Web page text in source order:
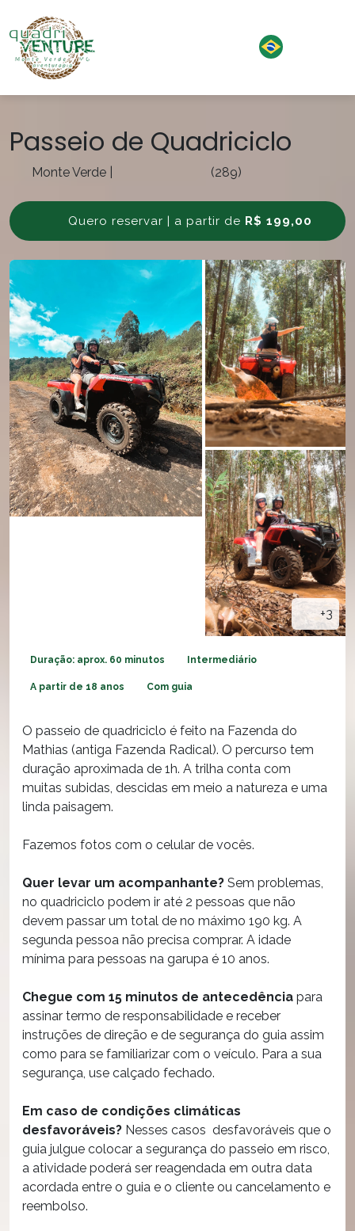
Passeio de Quadriciclo
Monte Verde (289)
Quero reservar | a partir de R$ 199,00
+3
Duração: aprox. 60 minutos Intermediário
A partir de 18 anos Com guia
O passeio de quadriciclo é feito na Fazenda do
Mathias (antiga Fazenda Radical). O percurso tem
duração aproximada de 1h. A trilha conta com
muitas subidas, descidas em meio a natureza e uma
linda paisagem.
Fazemos fotos com o celular de vocês.
Quer levar um acompanhante? Sem problemas,
no quadriciclo podem ir até 2 pessoas que não
devem passar um total de no máximo 190 kg. A
segunda pessoa não precisa comprar. A idade
mínima para pessoas na garupa é 10 anos.
Chegue com 15 minutos de antecedência para
assinar termo de responsabilidade e receber
instruções de direção e de segurança do guia assim
como para se familiarizar com o veículo. Para a sua
segurança, use calçado fechado.
Em caso de condições climáticas
desfavoráveis? Nesses casos desfavoráveis que o
guia julgue colocar a segurança do passeio em risco,
a atividade poderá ser reagendada em outra data
acordada entre o guia e o cliente ou cancelamento e
reembolso.